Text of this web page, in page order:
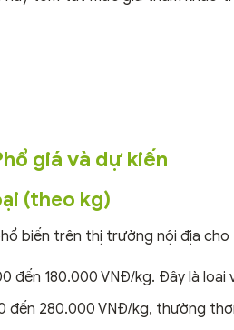
giá và dự kiến
(theo kg)
biến trên thị trường nội địa cho
đến 180.000 VNĐ/kg. Đây là
đến 280.000 VNĐ/kg, thường